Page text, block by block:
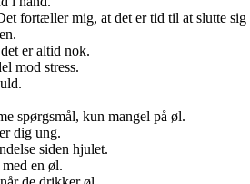
fortæller mig, at det er tid til at slutte sig
er altid nok.
mod stress.
spørgsmål, kun mangel på øl.
dig ung.
siden hjulet.
en øl.